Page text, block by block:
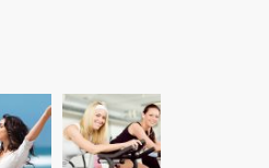
pozitivare
pentru
cu alte boli